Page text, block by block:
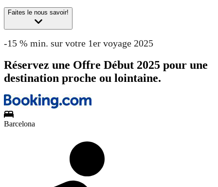
Faites le nous savoir!
-15 % min. sur votre 1er voyage 2025
Réservez une Offre Début 2025 pour une
destination proche ou lointaine.
Barcelona